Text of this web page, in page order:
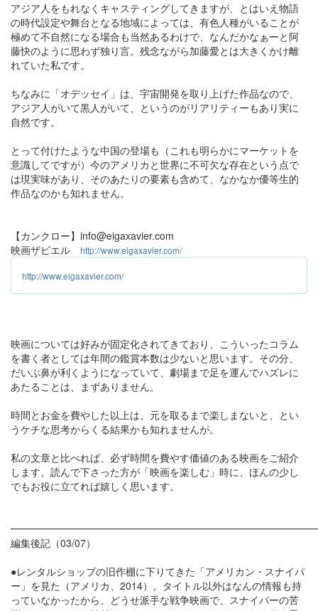
アジア人をもれなくキャスティングしてきますが、とはいえ物語
の時代設定や舞台となる地域によっては、有色人種がいることが
極めて不自然になる場合も当然あるわけで、なんだかなぁーと阿
藤快のように思わず独り言。残念ながら加藤愛とは大きくかけ離
れていた私です。
ちなみに「オデッセイ」は、宇宙開発を取り上げた作品なので、
アジア人がいて黒人がいて、というのがリアリティーもあり実に
自然です。
とって付けたような中国の登場も（これも明らかにマーケットを
意識してですが）今のアメリカと世界に不可欠な存在という点で
は現実味があり、そのあたりの要素も含めて、なかなか優等生的
作品なのかも知れません。
【カンクロー】info@eigaxavier.com
映画ザビエル http://www.eigaxavier.com/
http://www.eigaxavier.com/
映画については好みが固定化されてきており、こういったコラム
を書く者としては年間の鑑賞本数は少ないと思います。その分、
だいぶ鼻が利くようになっていて、劇場まで足を運んでハズレに
あたることは、まずありません。
時間とお金を費やした以上は、元を取るまで楽しまないと、とい
うケチな思考からくる結果かも知れませんが。
私の文章と比べれば、必ず時間を費やす価値のある映画をご紹介
します。読んで下さった方が「映画を楽しむ」時に、ほんの少し
でもお役に立てれば嬉しく思います。
編集後記（03/07）
●レンタルショップの旧作棚に下りてきた「アメリカン・スナイパ
ー」を見た（アメリカ、2014）。タイトル以外はなんの情報も持
っていなかったから、どうせ派手な戦争映画で、スナイパーの苦